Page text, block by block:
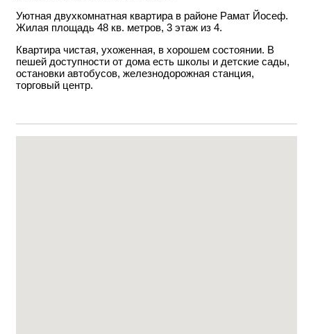
Уютная двухкомнатная квартира в районе Рамат Йосеф.
Жилая площадь 48 кв. метров, 3 этаж из 4.
Квартира чистая, ухоженная, в хорошем состоянии. В
пешей доступности от дома есть школы и детские сады,
остановки автобусов, железнодорожная станция,
торговый центр.